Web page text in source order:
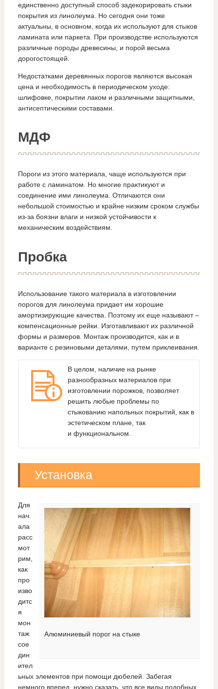
единственно доступный способ задекорировать стыки
покрытия из линолеума. Но сегодня они тоже
актуальны, в основном, когда их используют для стыков
ламината или паркета. При производстве используются
различные породы древесины, и порой весьма
дорогостоящей.
Недостатками деревянных порогов являются высокая
цена и необходимость в периодическом уходе:
шлифовке, покрытии лаком и различными защитными,
антисептическими составами.
МДФ
Пороги из этого материала, чаще используются при
работе с ламинатом. Но многие практикуют и
соединение ими линолеума. Отличаются они
небольшой стоимостью и крайне низким сроком службы
из-за боязни влаги и низкой устойчивости к
механическим воздействиям.
Пробка
Использование такого материала в изготовлении
порогов для линолеума придает им хорошие
амортизирующие качества. Поэтому их еще называют –
компенсационные рейки. Изготавливают их различной
формы и размеров. Монтаж производится, как и в
варианте с резиновыми деталями, путем приклеивания.
В целом, наличие на рынке
разнообразных материалов при
изготовлении порожков, позволяет
решить любые проблемы по
стыкованию напольных покрытий, как в
эстетическом плане, так
и функциональном.
Установка
Алюминиевый порог на стыке
Для
нач
ала
расс
мот
рим,
как
про
изво
дитс
я
мон
таж
сое
дин
ител
ьных элементов при помощи дюбелей. Забегая
немного вперед, нужно сказать, что все виды подобных